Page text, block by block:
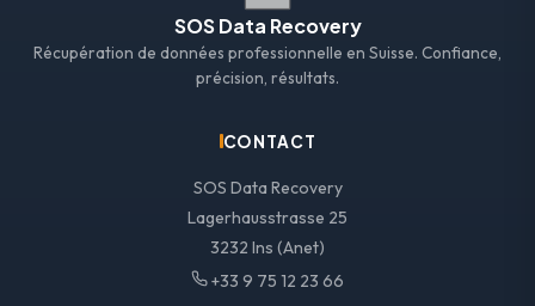
SOS Data Recovery
Récupération de données professionnelle en Suisse. Confiance,
précision, résultats.
CONTACT
SOS Data Recovery
Lagerhausstrasse 25
3232 Ins (Anet)
+33 9 75 12 23 66